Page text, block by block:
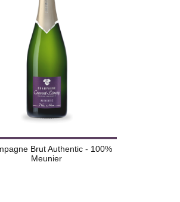
Brut Authentic - 100%
Meunier